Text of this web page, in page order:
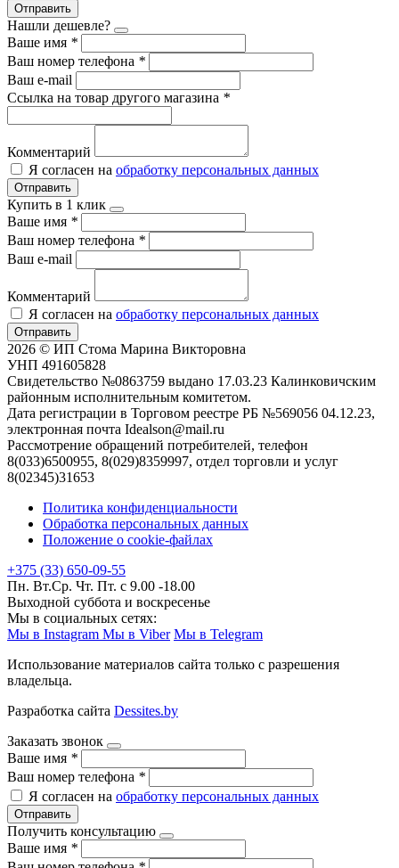
Отправить
Нашли дешевле?
Ваше имя *
Ваш номер телефона *
Ваш e-mail
Ссылка на товар другого магазина *
Комментарий
Я согласен на обработку персональных данных
Отправить
Купить в 1 клик
Ваше имя *
Ваш номер телефона *
Ваш e-mail
Комментарий
Я согласен на обработку персональных данных
Отправить
2026 © ИП Стома Марина Викторовна
УНП 491605828
Свидетельство №0863759 выдано 17.03.23 Калинковичским
районным исполнительным комитетом.
Дата регистрации в Торговом реестре РБ №569056 04.12.23,
электронная почта Idealson@mail.ru
Рассмотрение обращений потребителей, телефон
8(033)6500955, 8(029)8359997, отдел торговли и услуг
8(02345)31653
Политика конфиденциальности
Обработка персональных данных
Положение о cookie-файлах
+375 (33) 650-09-55
Пн. Вт.Ср. Чт. Пт. с 9.00 -18.00
Выходной суббота и воскресенье
Мы в социальных сетях:
Мы в Instagram Мы в Viber Мы в Telegram
Использование материалов сайта только с разрешения
владельца.
Разработка сайта Dessites.by
Заказать звонок
Ваше имя *
Ваш номер телефона *
Я согласен на обработку персональных данных
Отправить
Получить консультацию
Ваше имя *